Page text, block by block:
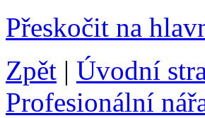
Přeskočit na
Zpět | Úvodní
Profesionální